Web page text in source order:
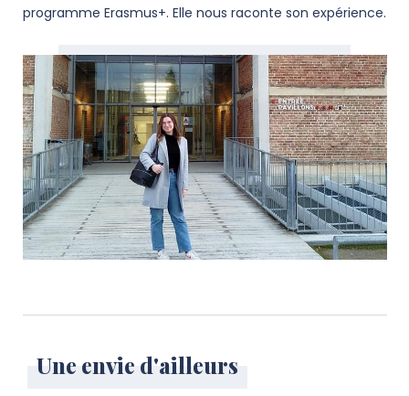
programme Erasmus+. Elle nous raconte son expérience.
Une envie d'ailleurs